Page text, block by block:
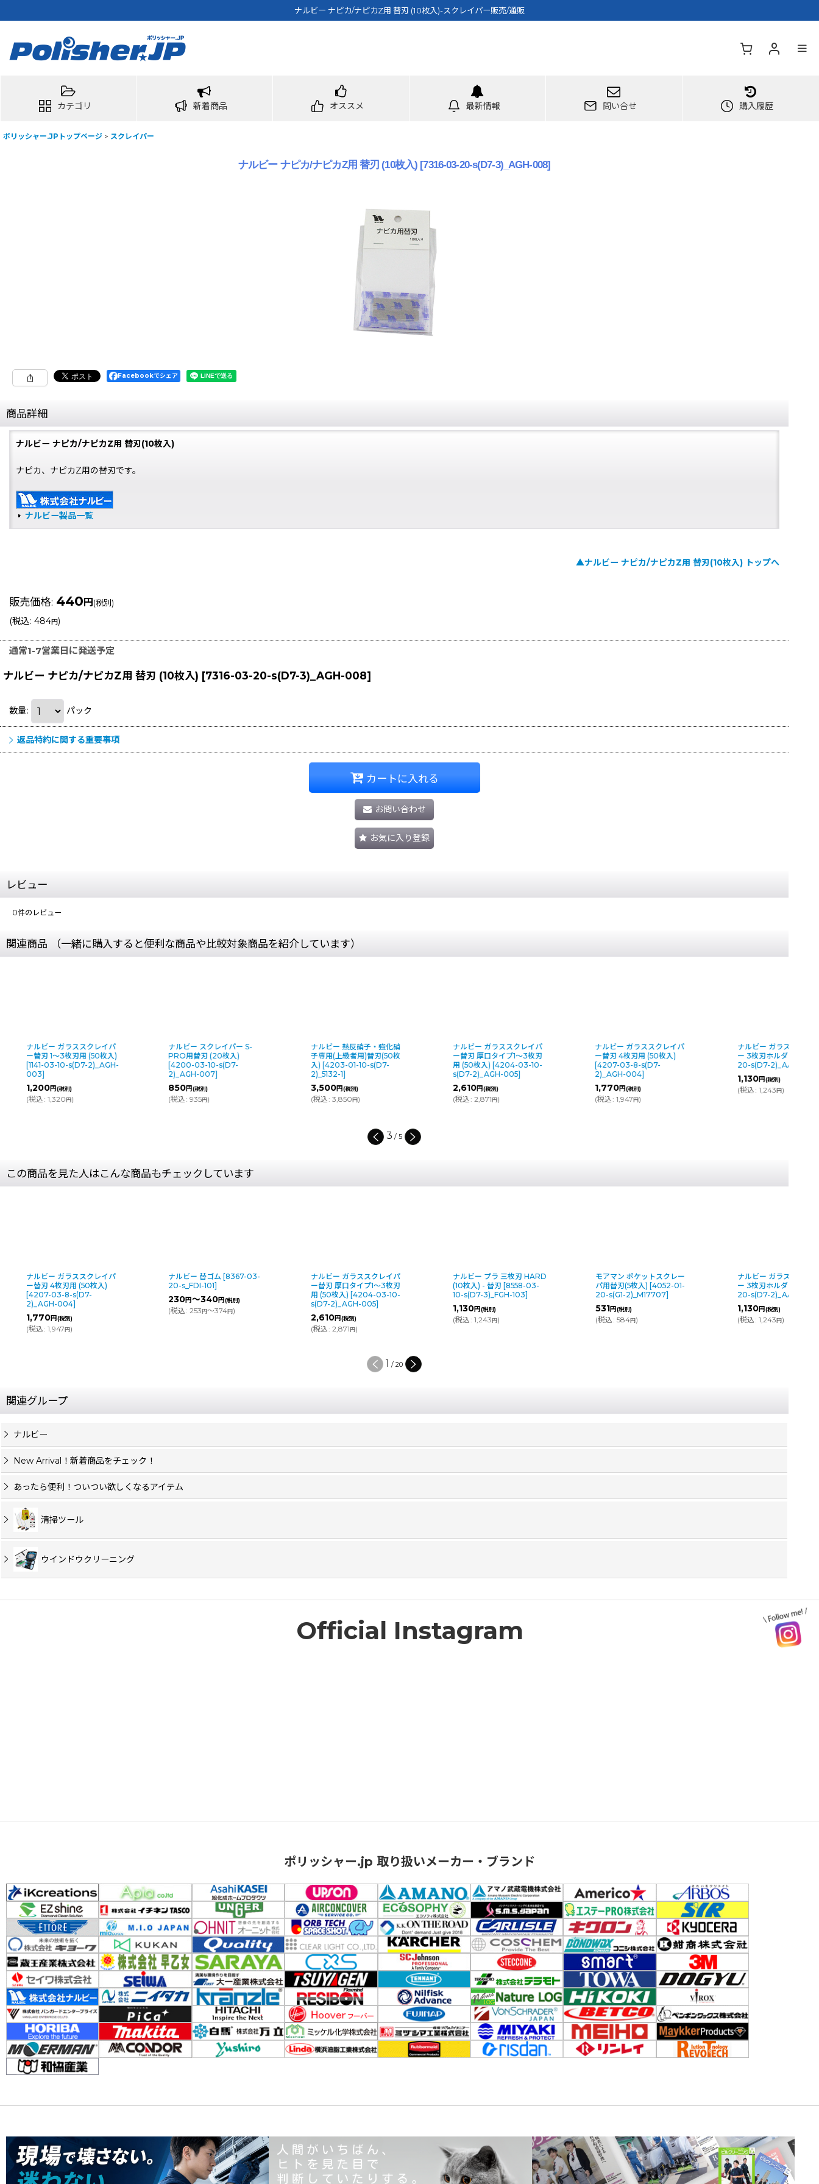
ナルビー ナピカ/ナピカZ用 替刃 (10枚入)-スクレイパー販売/通販
カテゴリ 新着商品 オススメ 最新情報 問い合せ 購入履歴
ポリッシャー.JPトップページ > スクレイパー
ナルビー ナピカ/ナピカZ用 替刃 (10枚入) [7316-03-20-s(D7-3)_AGH-008]
Facebookでシェア
商品詳細
ナルビー ナピカ/ナピカZ用 替刃(10枚入)
ナピカ、ナピカZ用の替刃です。
ナルビー製品一覧
▲ナルビー ナピカ/ナピカZ用 替刃(10枚入) トップへ
販売価格: 440 円 (税別)
(税込: 484円)
通常1-7営業日に発送予定
ナルビー ナピカ/ナピカZ用 替刃 (10枚入) [7316-03-20-s(D7-3)_AGH-008]
数量: パック
返品特約に関する重要事項
カートに入れる
お問い合わせ
お気に入り登録
レビュー
0件のレビュー
関連商品 （一緒に購入すると便利な商品や比較対象商品を紹介しています）
ナルビー ガラススクレイパ
ー替刃 1〜3枚刃用 (50枚入)
[1141-03-10-s(D7-2)_AGH-
003]
1,200円(税別)
(税込 : 1,320円)
ナルビー スクレイパー S-
PRO用替刃 (20枚入)
[4200-03-10-s(D7-
2)_AGH-007]
850円(税別)
(税込 : 935円)
ナルビー 熱反硝子・強化硝
子専用(上級者用)替刃(50枚
入) [4203-01-10-s(D7-
2)_5132-1]
3,500円(税別)
(税込 : 3,850円)
ナルビー ガラススクレイパ
ー替刃 厚口タイプ1〜3枚刃
用 (50枚入) [4204-03-10-
s(D7-2)_AGH-005]
2,610円(税別)
(税込 : 2,871円)
ナルビー ガラススクレイパ
ー替刃 4枚刃用 (50枚入)
[4207-03-8-s(D7-
2)_AGH-004]
1,770円(税別)
(税込 : 1,947円)
ナルビー ガラススクレ
ー 3枚刃ホルダー
20-s(D7-2)_AAC-404
1,130円(税別)
(税込 : 1,243円)
3 / 5
この商品を見た人はこんな商品もチェックしています
ナルビー ガラススクレイパ
ー替刃 4枚刃用 (50枚入)
[4207-03-8-s(D7-
2)_AGH-004]
1,770円(税別)
(税込: 1,947円)
ナルビー 替ゴム [8367-03-
20-s_FDI-101]
230円～340円(税別)
(税込: 253円～374円)
ナルビー ガラススクレイパ
ー替刃 厚口タイプ1〜3枚刃
用 (50枚入) [4204-03-10-
s(D7-2)_AGH-005]
2,610円(税別)
(税込: 2,871円)
ナルビー プラ 三枚刃 HARD
(10枚入) - 替刃 [8558-03-
10-s(D7-3)_FGH-103]
1,130円(税別)
(税込: 1,243円)
モアマン ポケットスクレー
パ用替刃(5枚入) [4052-01-
20-s(G1-2)_M17707]
531円(税別)
(税込: 584円)
ナルビー ガラススクレ
ー 3枚刃ホルダー
20-s(D7-2)_AAC-404
1,130円(税別)
(税込: 1,243円)
1 / 20
関連グループ
ナルビー
New Arrival！新着商品をチェック！
あったら便利！ついつい欲しくなるアイテム
清掃ツール
ウインドウクリーニング
Official Instagram
ポリッシャー.jp 取り扱いメーカー・ブランド